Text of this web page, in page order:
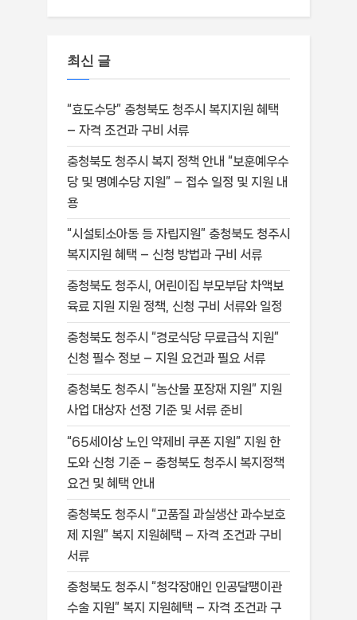
최신 글
“효도수당” 충청북도 청주시 복지지원 혜택
– 자격 조건과 구비 서류
충청북도 청주시 복지 정책 안내 “보훈예우수
당 및 명예수당 지원” – 접수 일정 및 지원 내
용
“시설퇴소아동 등 자립지원” 충청북도 청주시
복지지원 혜택 – 신청 방법과 구비 서류
충청북도 청주시, 어린이집 부모부담 차액보
육료 지원 지원 정책, 신청 구비 서류와 일정
충청북도 청주시 “경로식당 무료급식 지원”
신청 필수 정보 – 지원 요건과 필요 서류
충청북도 청주시 “농산물 포장재 지원” 지원
사업 대상자 선정 기준 및 서류 준비
“65세이상 노인 약제비 쿠폰 지원” 지원 한
도와 신청 기준 – 충청북도 청주시 복지정책
요건 및 혜택 안내
충청북도 청주시 “고품질 과실생산 과수보호
제 지원” 복지 지원혜택 – 자격 조건과 구비
서류
충청북도 청주시 “청각장애인 인공달팽이관
수술 지원” 복지 지원혜택 – 자격 조건과 구